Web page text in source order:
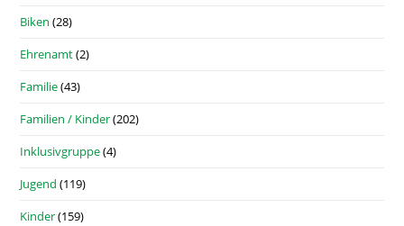
Biken (28)
Ehrenamt(2)
Familie(43)
Familien / Kinder(202)
Inklusivgruppe(4)
Jugend (119)
Kinder(159)